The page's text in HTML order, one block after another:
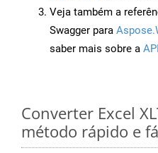
Veja também a
Swagger para
saber mais sobre a
Converter Excel
método rápido e